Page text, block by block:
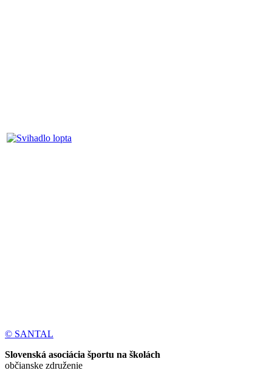
© SANTAL
Slovenská asociácia športu na školách
občianske združenie